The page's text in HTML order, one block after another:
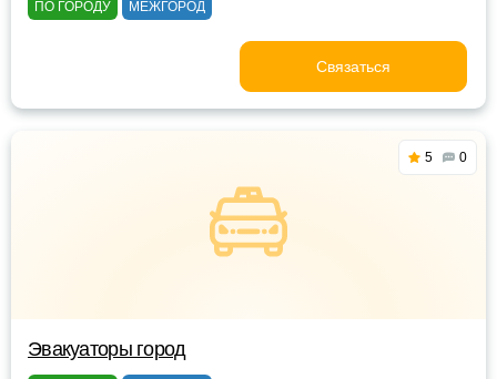
ПО ГОРОДУ МЕЖГОРОД
Связаться
5 0
Эвакуаторы город